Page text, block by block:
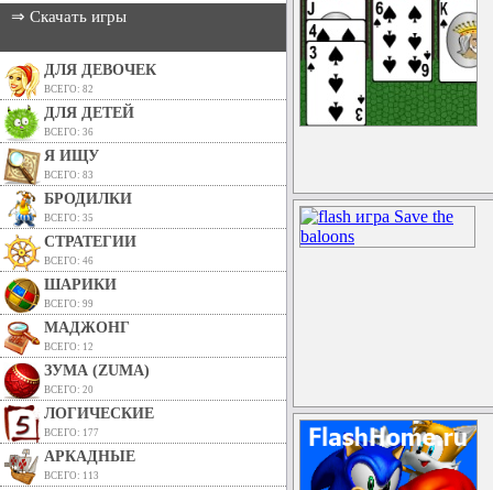
⇒ Скачать игры
ДЛЯ ДЕВОЧЕК
ВСЕГО: 82
ДЛЯ ДЕТЕЙ
ВСЕГО: 36
Я ИЩУ
ВСЕГО: 83
БРОДИЛКИ
ВСЕГО: 35
СТРАТЕГИИ
ВСЕГО: 46
ШАРИКИ
ВСЕГО: 99
МАДЖОНГ
ВСЕГО: 12
ЗУМА (ZUMA)
ВСЕГО: 20
ЛОГИЧЕСКИЕ
ВСЕГО: 177
АРКАДНЫЕ
ВСЕГО: 113